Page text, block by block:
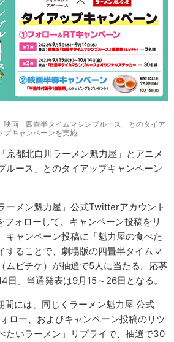
画「四畳半タイムマシンブルース」とのタイア
プキャンペーンを実施
京都北白川ラーメン魁力屋」とアニメ
ルース」とのタイアップキャンペーン
ーメン魁力屋」公式Twitterアカウント
フォローして、キャンペーン投稿をリ
キャンペーン投稿に「魁力屋の食べた
することで、劇場版の四畳半タイムマ
ムビチケ）が抽選で5人に当たる。応募
日。当選発表は9月15～26日となる。
間には、同じくラーメン魁力屋 公式
ロー、およびキャンペーン投稿のリツ
たいラーメン」リプライで、抽選で30